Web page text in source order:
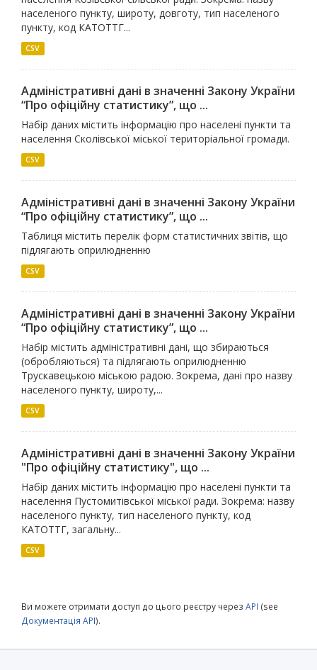
населеного пункту, широту, довготу, тип населеного
пункту, код КАТОТТГ...
CSV
Адміністративні дані в значенні Закону України
“Про офіційну статистику”, що ...
Набір даних містить інформацію про населені пункти та
населення Сколівської міської територіальної громади.
CSV
Адміністративні дані в значенні Закону України
“Про офіційну статистику”, що ...
Таблиця містить перелік форм статистичних звітів, що
підлягають оприлюдненню
CSV
Адміністративні дані в значенні Закону України
“Про офіційну статистику”, що ...
Набір містить адміністративні дані, що збираються
(обробляються) та підлягають оприлюдненню
Трускавецькою міською радою. Зокрема, дані про назву
населеного пункту, широту,...
CSV
Адміністративні дані в значенні Закону України
"Про офіційну статистику", що ...
Набір даних містить інформацію про населені пункти та
населення Пустомитівської міської ради. Зокрема: назву
населеного пункту, тип населеного пункту, код
КАТОТТГ, загальну...
CSV
Ви можете отримати доступ до цього реєстру через API (see
Документація API).